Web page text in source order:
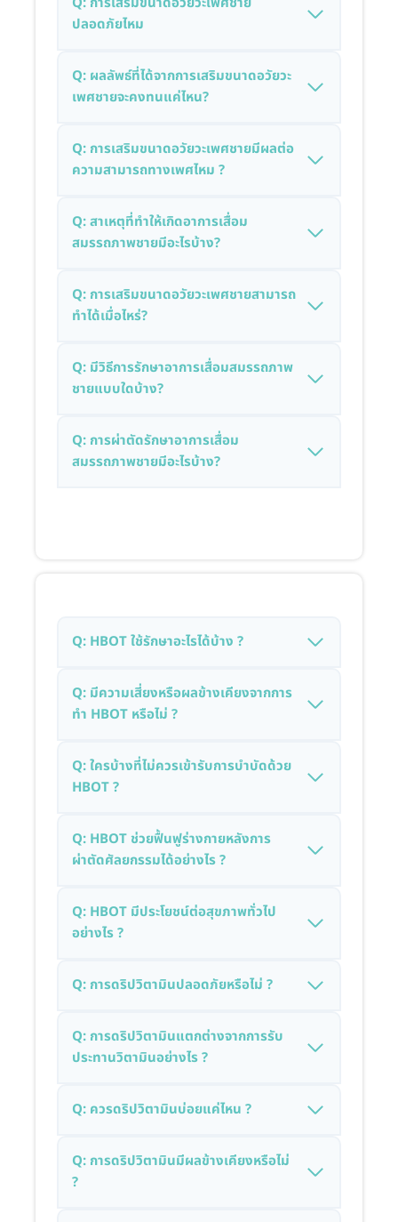
ปลอดภัยไหม
Q: ผลลัพธ์ที่ได้จากการเสริมขนาดอวัยวะ
เพศชายจะคงทนแค่ไหน?
Q: การเสริมขนาดอวัยวะเพศชายมีผลต่อ
ความสามารถทางเพศไหม ?
Q: สาเหตุที่ทำให้เกิดอาการเสื่อม
สมรรถภาพชายมีอะไรบ้าง?
Q: การเสริมขนาดอวัยวะเพศชายสามารถ
ทำได้เมื่อไหร่?
Q: มีวิธีการรักษาอาการเสื่อมสมรรถภาพ
ชายแบบใดบ้าง?
Q: การผ่าตัดรักษาอาการเสื่อม
สมรรถภาพชายมีอะไรบ้าง?
Q: HBOT ใช้รักษาอะไรได้บ้าง ?
Q: มีความเสี่ยงหรือผลข้างเคียงจากการ
ทำ HBOT หรือไม่ ?
Q: ใครบ้างที่ไม่ควรเข้ารับการบำบัดด้วย
HBOT ?
Q: HBOT ช่วยฟื้นฟูร่างกายหลังการ
ผ่าตัดศัลยกรรมได้อย่างไร ?
Q: HBOT มีประโยชน์ต่อสุขภาพทั่วไป
อย่างไร ?
Q: การดริปวิตามินปลอดภัยหรือไม่ ?
Q: การดริปวิตามินแตกต่างจากการรับ
ประทานวิตามินอย่างไร ?
Q: ควรดริปวิตามินบ่อยแค่ไหน ?
Q: การดริปวิตามินมีผลข้างเคียงหรือไม่
?